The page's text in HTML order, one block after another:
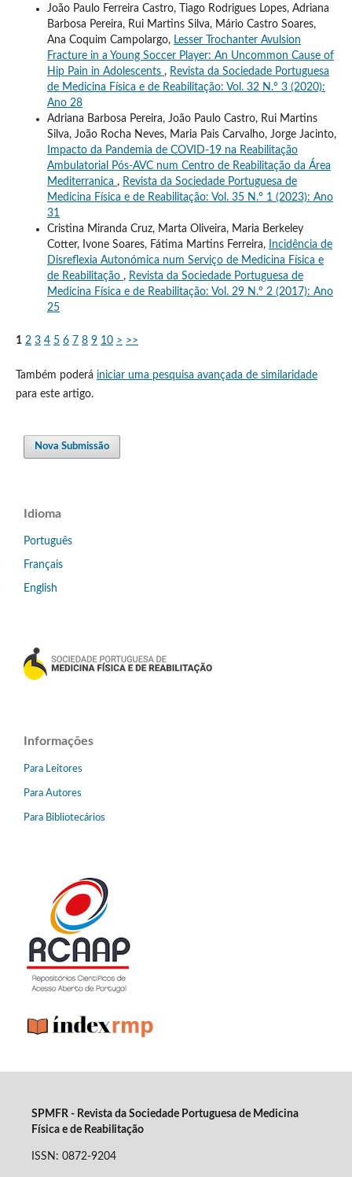
João Paulo Ferreira Castro, Tiago Rodrigues Lopes, Adriana
Barbosa Pereira, Rui Martins Silva, Mário Castro Soares,
Ana Coquim Campolargo, Lesser Trochanter Avulsion
Fracture in a Young Soccer Player: An Uncommon Cause of
Hip Pain in Adolescents , Revista da Sociedade Portuguesa
de Medicina Física e de Reabilitação: Vol. 32 N.º 3 (2020):
Ano 28
Adriana Barbosa Pereira, João Paulo Castro, Rui Martins
Silva, João Rocha Neves, Maria Pais Carvalho, Jorge Jacinto,
Impacto da Pandemia de COVID-19 na Reabilitação
Ambulatorial Pós-AVC num Centro de Reabilitação da Área
Mediterranica , Revista da Sociedade Portuguesa de
Medicina Física e de Reabilitação: Vol. 35 N.º 1 (2023): Ano
31
Cristina Miranda Cruz, Marta Oliveira, Maria Berkeley
Cotter, Ivone Soares, Fátima Martins Ferreira,
Incidência de
Disreflexia Autonómica num Serviço de Medicina Física e
de Reabilitação , Revista da Sociedade Portuguesa de
Medicina Física e de Reabilitação: Vol. 29 N.º 2 (2017): Ano
25
1 2 3 4 5 6 7 8 9 10 > >>
Também poderá iniciar uma pesquisa avançada de similaridade
para este artigo.
Nova Submissão
Idioma
Português
Français
English
Informações
Para Leitores
Para Autores
Para Bibliotecários
SPMFR - Revista da Sociedade Portuguesa de Medicina
Física e de Reabilitação
ISSN: 0872-9204